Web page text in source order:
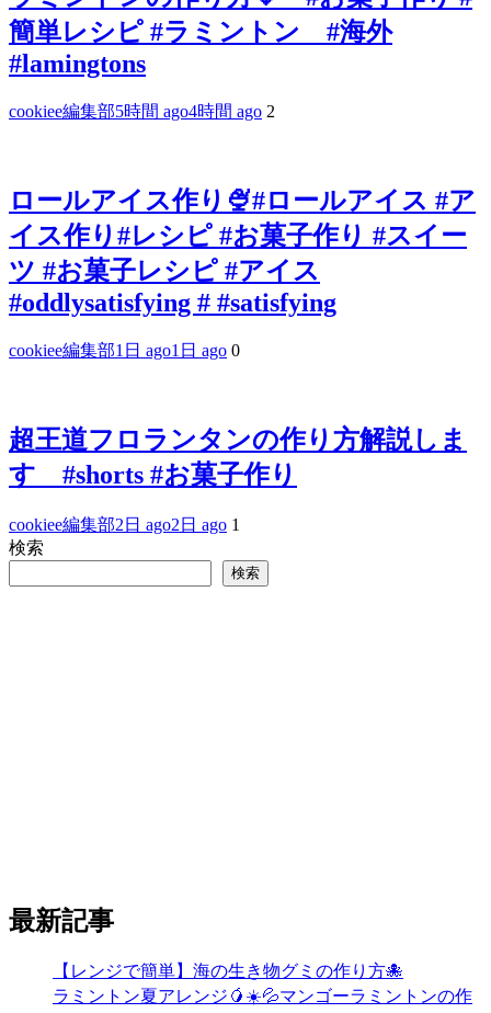
簡単レシピ #ラミントン #海外
#lamingtons
cookiee編集部5時間 ago4時間 ago 2
ロールアイス作り🍨#ロールアイス #ア
イス作り#レシピ #お菓子作り #スイー
ツ #お菓子レシピ #アイス
#oddlysatisfying # #satisfying⁠
cookiee編集部1日 ago1日 ago 0
超王道フロランタンの作り方解説しま
す #shorts #お菓子作り
cookiee編集部2日 ago2日 ago 1
検索
検索
最新記事
【レンジで簡単】海の生き物グミの作り方🐙
ラミントン夏アレンジ🥭☀️💦マンゴーラミントンの作